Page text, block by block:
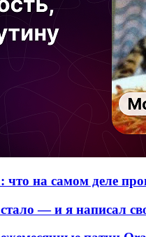
что на самом деле
— и я написал